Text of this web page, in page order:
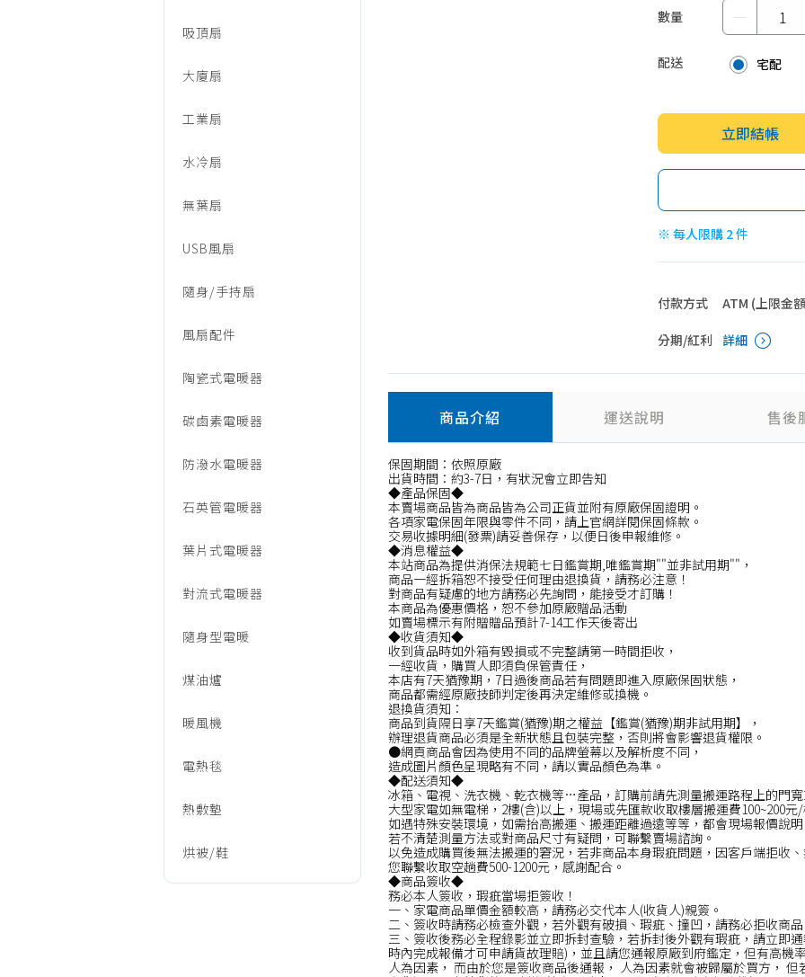
吸頂扇
大廈扇
工業扇
水冷扇
無葉扇
USB風扇
隨身/手持扇
風扇配件
陶瓷式電暖器
碳鹵素電暖器
防潑水電暖器
石英管電暖器
葉片式電暖器
對流式電暖器
隨身型電暖
煤油爐
暖風機
電熱毯
熱敷墊
烘被/鞋
數量 －
配送 宅配
立即結帳
※ 每人限購 2 件
付款方式 ATM (上限金
分期/紅利 詳細
商品介紹 運送說明 售後
保固期間：依照原廠
出貨時間：約3-7日，有狀況會立即告知
◆產品保固◆
本賣場商品皆為商品皆為公司正貨並附有原廠保固證明。
各項家電保固年限與零件不同，請上官網詳閱保固條款。
交易收據明細(發票)請妥善保存，以便日後申報維修。
◆消息權益◆
本站商品為提供消保法規範七日鑑賞期,唯鑑賞期""並非試用期""，
商品一經拆箱恕不接受任何理由退換貨，請務必注意！
對商品有疑慮的地方請務必先詢問，能接受才訂購！
本商品為優惠價格，恕不參加原廠贈品活動
如賣場標示有附贈贈品預計7-14工作天後寄出
◆收貨須知◆
收到貨品時如外箱有毀損或不完整請第一時間拒收，
一經收貨，購買人即須負保管責任，
本店有7天猶豫期，7日過後商品若有問題即進入原廠保固狀態，
商品都需經原廠技師判定後再決定維修或換機。
退換貨須知：
商品到貨隔日享7天鑑賞(猶豫)期之權益【鑑賞(猶豫)期非試用期】，
辦理退貨商品必須是全新狀態且包裝完整，否則將會影響退貨權限。
●網頁商品會因為使用不同的品牌螢幕以及解析度不同，
造成圖片顏色呈現略有不同，請以實品顏色為準。
◆配送須知◆
冰箱、電視、洗衣機、乾衣機等…產品，訂購前請先測量搬運路程上的門
大型家電如無電梯，2樓(含)以上，現場或先匯款收取樓層搬運費100~200元/
如遇特殊安裝環境，如需抬高搬運、搬運距離過遠等等，都會現場報價說明
若不清楚測量方法或對商品尺寸有疑問，可聯繫賣場諮詢。
以免造成購買後無法搬運的窘況，若非商品本身瑕疵問題，因客戶端拒收
您聯繫收取空趟費500-1200元，感謝配合。
◆商品簽收◆
務必本人簽收，瑕疵當場拒簽收！
一、家電商品單價金額較高，請務必交代本人(收貨人)親簽。
二、簽收時請務必檢查外觀，若外觀有破損、瑕疵、撞凹，請務必拒收商
三、簽收後務必全程錄影並立即拆封查驗，若拆封後外觀有瑕疵，請立即
時內完成報備才可申請貨故理賠)，並且請您通報原廠到府鑑定，但有高機
人為因素， 而由於您是簽收商品後通報， 人為因素就會被歸屬於買方，